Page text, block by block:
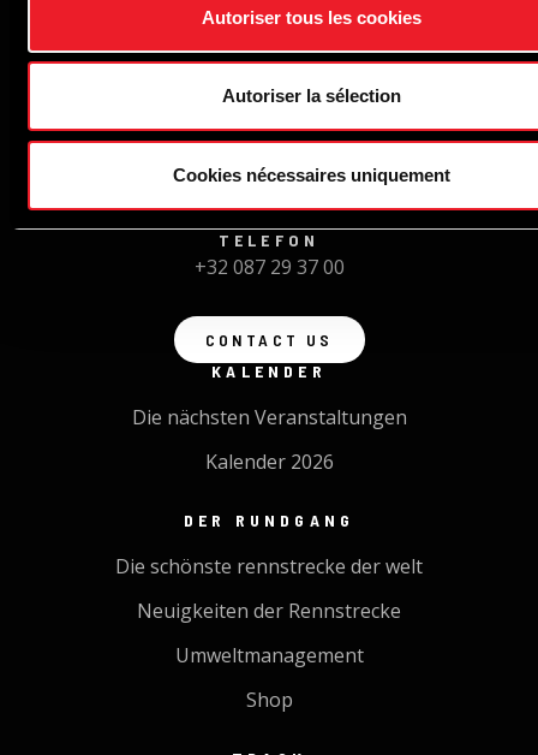
Autoriser tous les cookies
Autoriser la sélection
Cookies nécessaires uniquement
Route du Circuit, 55 B-4970 Francorchamps
TELEFON
+32 087 29 37 00
CONTACT US
KALENDER
Die nächsten Veranstaltungen
Kalender 2026
DER RUNDGANG
Die schönste rennstrecke der welt
Neuigkeiten der Rennstrecke
Umweltmanagement
Shop